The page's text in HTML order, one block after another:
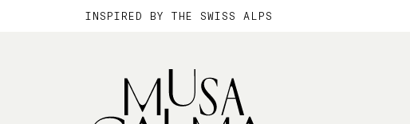
INSPIRED BY THE SWISS ALPS